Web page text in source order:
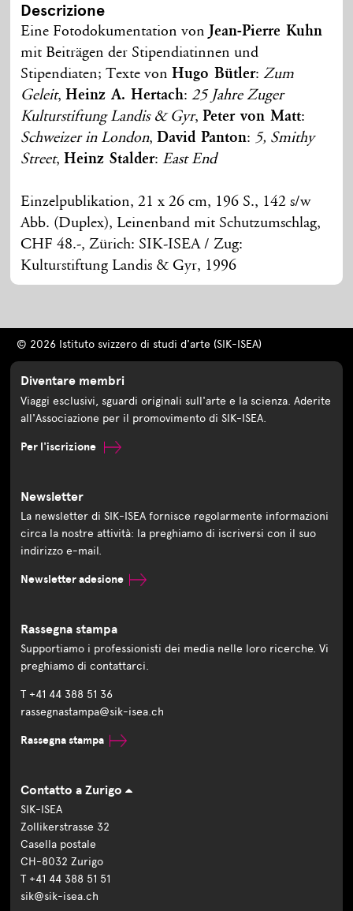
Descrizione
Eine Fotodokumentation von Jean-Pierre Kuhn
mit Beiträgen der Stipendiatinnen und
Stipendiaten; Texte vonHugo Bütler: Zum
Geleit,Heinz A. Hertach:25 Jahre Zuger
Kulturstiftung Landis & Gyr,Peter von Matt:
Schweizer in London,David Panton: 5, Smithy
Street,Heinz Stalder:East End
Einzelpublikation, 21 x 26 cm, 196 S., 142 s/w
Abb. (Duplex), Leinenband mit Schutzumschlag,
CHF 48.-, Zürich: SIK-ISEA / Zug:
Kulturstiftung Landis & Gyr, 1996
© 2026 Istituto svizzero di studi d'arte (SIK-ISEA)
Diventare membri
Viaggi esclusivi, sguardi originali sull'arte e la scienza. Aderite
all'Associazione per il promovimento di SIK-ISEA.
Per l'iscrizione
Newsletter
La newsletter di SIK-ISEA fornisce regolarmente informazioni
circa la nostre attività: la preghiamo di iscriversi con il suo
indirizzo e-mail.
Newsletter adesione
Rassegna stampa
Supportiamo i professionisti dei media nelle loro ricerche. Vi
preghiamo di contattarci.
T +41 44 388 51 36
rassegnastampa@sik-isea.ch
Rassegna stampa
Contatto a Zurigo
SIK-ISEA
Zollikerstrasse 32
Casella postale
CH-8032 Zurigo
T +41 44 388 51 51
sik@sik-isea.ch